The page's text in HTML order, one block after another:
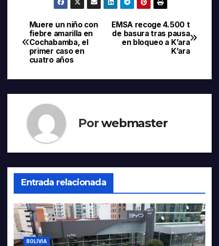
Navegación
de
EMSA recoge 4.500 t
de basura tras pausa
en bloqueo a K’ara
K’ara
Muere un niño con
fiebre amarilla en
Cochabamba, el
primer caso en
cuatro años
Porwebmaster
Entrada relacionada
BOLIVIA